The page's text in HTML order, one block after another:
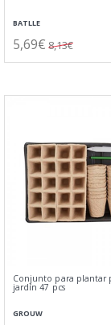
BATLLE
5,69€ 8,13€
Conjunto para plantar
jardín 47 pcs
GROUW